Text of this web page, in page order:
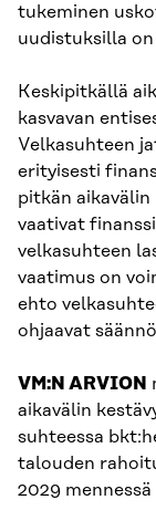
tukeminen
uudistuksilla
Keskipitkällä
kasvavan
Velkasuhteen
erityisesti
pitkän
vaativat
velkasuhteen
vaatimus on
ehto
ohjaavat
VM:N ARVION
aikavälin
suhteessa
talouden
2029